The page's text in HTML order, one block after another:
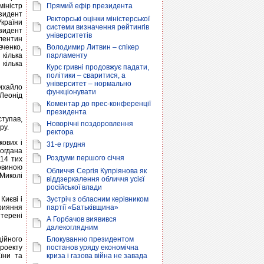
і
тих
і
та
Прямий ефір президента
Ректорські оцінки міністерської
системи визначення рейтингів
університетів
Володимир Литвин – спікер
парламенту
Курс гривні продовжує падати,
політики – сваритися, а
університет – нормально
функціонувати
Коментар до прес-конференції
президента
Новорічні поздоровлення
ректора
31-е грудня
Роздуми першого січня
Обличчя Сергія Купріянова як
віддзеркалення обличчя усієї
російської влади
Зустріч з обласним керівником
партії «Батьківщина»
А Горбачов виявився
далекоглядним
Блокуванню президентом
постанов уряду економічна
криза і газова війна не завада